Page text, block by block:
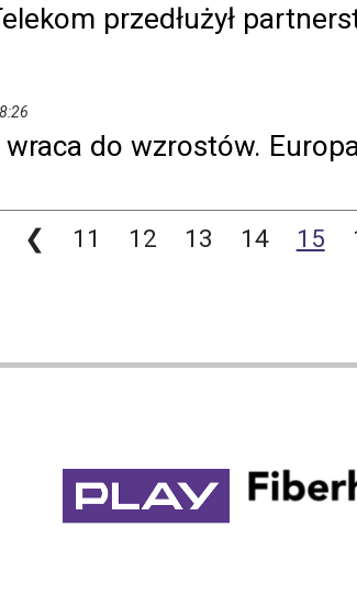
przedłużył
wraca do wzrostów.
❮ 11 12 13 14 15